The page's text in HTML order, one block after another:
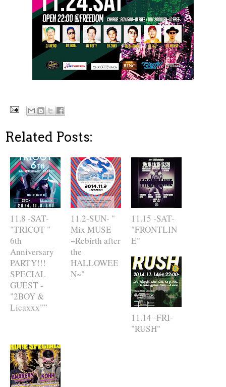
Related Posts:
11.8 -SAT-
"TRICOT "
6th
Anniversary
PARTY!!!
SPECIAL
GUEST -
"2BOY &
Licaxxx"”
11.2-SUN- "
Mix MUSE
~Rebirth after
the
HALLOWEE
N~"
11.15 -SAT-
"FRONTLIN
E"
11.14 -FRI-
"RUSH"